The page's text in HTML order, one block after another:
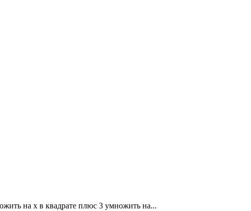
на x в квадрате плюс 3 умножить на...